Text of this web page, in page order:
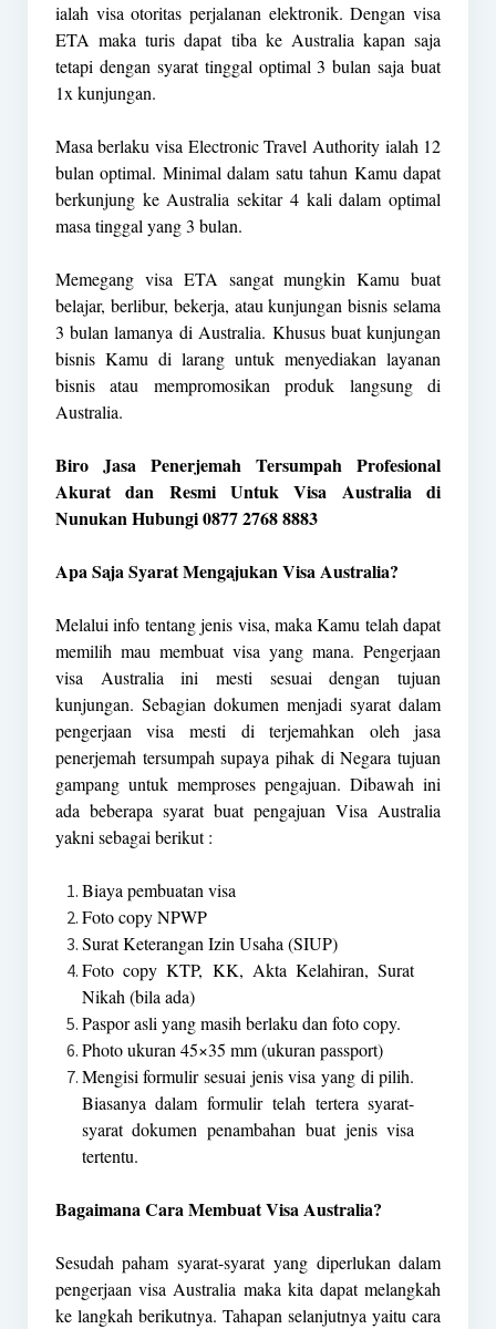
ialah visa otoritas perjalanan elektronik. Dengan visa
ETA maka turis dapat tiba ke Australia kapan saja
tetapi dengan syarat tinggal optimal 3 bulan saja buat
1x kunjungan.
Masa berlaku visa Electronic Travel Authority ialah 12
bulan optimal. Minimal dalam satu tahun Kamu dapat
berkunjung ke Australia sekitar 4 kali dalam optimal
masa tinggal yang 3 bulan.
Memegang visa ETA sangat mungkin Kamu buat
belajar, berlibur, bekerja, atau kunjungan bisnis selama
3 bulan lamanya di Australia. Khusus buat kunjungan
bisnis Kamu di larang untuk menyediakan layanan
bisnis atau mempromosikan produk langsung di
Australia.
Biro Jasa Penerjemah Tersumpah Profesional
Akurat dan Resmi Untuk Visa Australia di
Nunukan Hubungi 0877 2768 8883
Apa Saja Syarat Mengajukan Visa Australia?
Melalui info tentang jenis visa, maka Kamu telah dapat
memilih mau membuat visa yang mana. Pengerjaan
visa Australia ini mesti sesuai dengan tujuan
kunjungan. Sebagian dokumen menjadi syarat dalam
pengerjaan visa mesti di terjemahkan oleh jasa
penerjemah tersumpah supaya pihak di Negara tujuan
gampang untuk memproses pengajuan. Dibawah ini
ada beberapa syarat buat pengajuan Visa Australia
yakni sebagai berikut :
Biaya pembuatan visa
Foto copy NPWP
Surat Keterangan Izin Usaha (SIUP)
Foto copy KTP, KK, Akta Kelahiran, Surat
Nikah (bila ada)
Paspor asli yang masih berlaku dan foto copy.
Photo ukuran 45×35 mm (ukuran passport)
Mengisi formulir sesuai jenis visa yang di pilih.
Biasanya dalam formulir telah tertera syarat-
syarat dokumen penambahan buat jenis visa
tertentu.
Bagaimana Cara Membuat Visa Australia?
Sesudah paham syarat-syarat yang diperlukan dalam
pengerjaan visa Australia maka kita dapat melangkah
ke langkah berikutnya. Tahapan selanjutnya yaitu cara